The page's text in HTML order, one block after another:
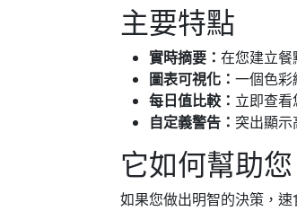
主要特點
實時摘要： 在您建立餐
圖表可視化： 一個色彩
每日值比較： 立即查看
自定義警告： 突出顯示
它如何幫助您
如果您做出明智的決策，